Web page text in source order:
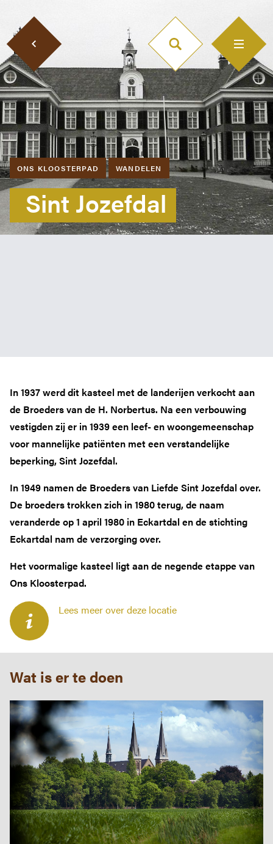
JAAR VAN HET BRABANTS KLOOSTERLEVEN
Home
Ons Kloosterpad
Rondwandelingen
Praktische informatie
Kloosterwinkel
Podcast en verhalen
MEER BRABANTS KLOOSTERLEVEN
Jaar van het Brabants Kloosterleven
ONS KLOOSTERPAD WANDELEN
Sint Jozefdal
In 1937 werd dit kasteel met de landerijen verkocht aan
de Broeders van de H. Norbertus. Na een verbouwing
vestigden zij er in 1939 een leef- en woongemeenschap
voor mannelijke patiënten met een verstandelijke
beperking, Sint Jozefdal.
In 1949 namen de Broeders van Liefde Sint Jozefdal over.
De broeders trokken zich in 1980 terug, de naam
veranderde op 1 april 1980 in Eckartdal en de stichting
Eckartdal nam de verzorging over.
Het voormalige kasteel ligt aan de negende etappe van
Ons Kloosterpad.
Lees meer over deze locatie
Wat is er te doen